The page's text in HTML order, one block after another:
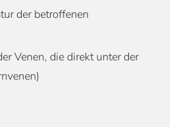
der betroffenen
Venen, die direkt unter der